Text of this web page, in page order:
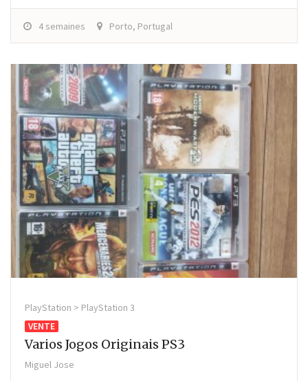
4 semaines Porto, Portugal
PlayStation > PlayStation 3
VENTE
Varios Jogos Originais PS3
Miguel Jose